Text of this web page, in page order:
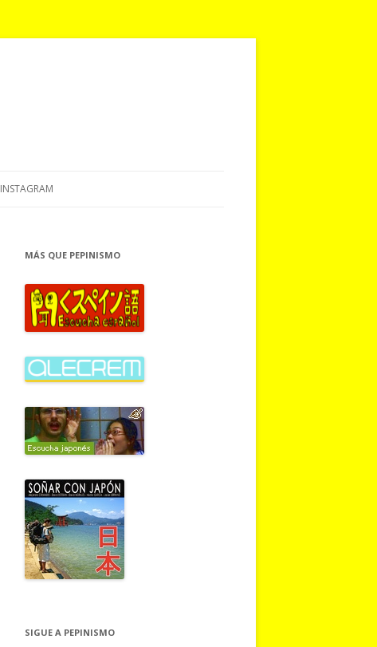
INSTAGRAM
MÁS QUE PEPINISMO
SIGUE A PEPINISMO